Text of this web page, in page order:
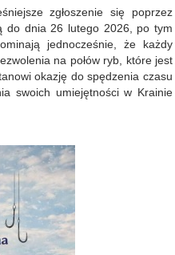
zgłoszenie się poprzez
do dnia 26 lutego 2026, po tym
jednocześnie, że każdy
na połów ryb, które jest
okazję do spędzenia czasu
swoich umiejętności w Krainie